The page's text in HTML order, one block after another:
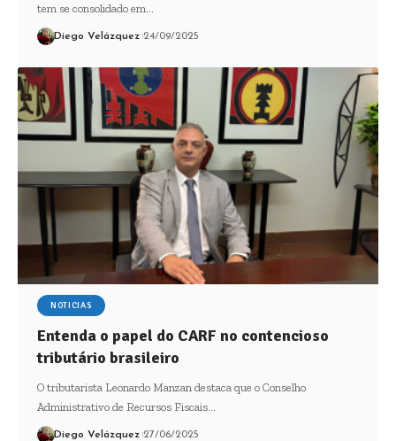
tem se consolidado em…
Diego Velázquez 24/09/2025
NOTICIAS
Entenda o papel do CARF no contencioso
tributário brasileiro
O tributarista Leonardo Manzan destaca que o Conselho
Administrativo de Recursos Fiscais…
Diego Velázquez 27/06/2025